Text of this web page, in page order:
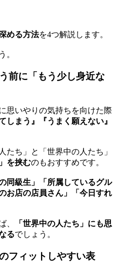
める方法を4つ解説します。
。
前に「もう少し身近な
思いやりの気持ちを向けた際
しまう』『うまく願えない』
たち」と「世界中の人たち」
を挟むのもおすすめです。
同級生」「所属しているグル
お店の店員さん」「今日すれ
、
「世界中の人たち」にも思
るでしょう。
フィットしやすい表